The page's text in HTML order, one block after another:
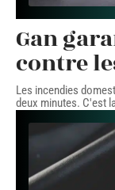
Gan
contre
Les incendies
deux minutes. C'est